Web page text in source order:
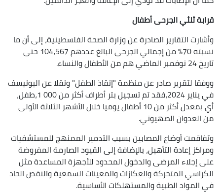
قرابة ثلثي الجرحى أطفال
وأشارت التقارير الصادرة عن وزارة الصحة الفلسطينية، إلى أن ما
نسبته 70% من إجمالي الجرحى البالغ عددهم 104،567 حتى
تاريخ 24 نوفمبر الماضي هم من الأطفال والنساء.
ووفقا لتقرير صادر عن منظمة "إنقاذ الطفل" ونقلا عن اليونيسف
في يناير 2024،فقد تم تسجيل بتر أطراف أكثر من 000 1،طفل،
أي بمعدل أكثر من 10 أطفال يوميا خلال الأشهر الثلاثة الأولى
من العدوان الصهيوني.
وتفاقمت أوضاع المصابين بسبب التدمير الممنهج للمستشفيات
ومراكز إعادة التأهيل، بالإضافة إلى القيود الصارمة المفروضة
على إجلاء المرضى والدخول المحدود للأجهزة المساعدة مثل
الكراسي المتحركة والعكازات والمعينات السمعية والنقص الحاد
في المواد الطبية والمستهلكات الأساسية.